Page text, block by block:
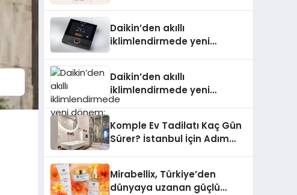
Daikin’den akıllı
iklimlendirmede yeni
Daikin’den akıllı
iklimlendirmede yeni
dönem: Madoka Plus
Komple Ev Tadilatı Kaç Gün
Sürer? İstanbul İçin Adım
Mirabellix, Türkiye’den
dünyaya uzanan güçlü